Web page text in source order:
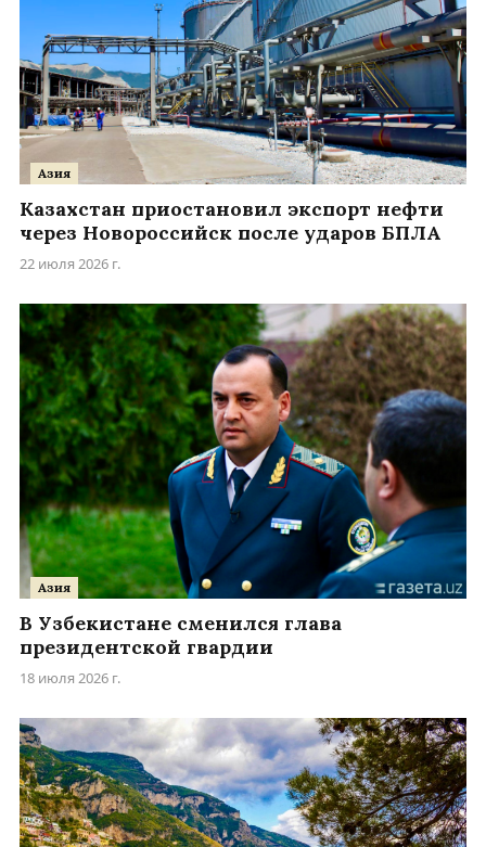
Азия
Казахстан приостановил экспорт нефти
через Новороссийск после ударов БПЛА
22 июля 2026 г.
Азия
В Узбекистане сменился глава
президентской гвардии
18 июля 2026 г.